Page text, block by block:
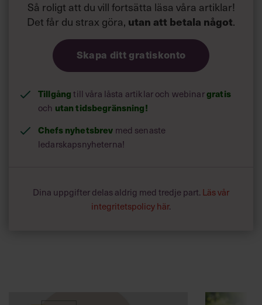
Så roligt att du vill fortsätta läsa våra artiklar!
Det får du strax göra, utan att betala något.
Skapa ditt gratiskonto
Tillgång till våra låsta artiklar och webinargratis
och utan tidsbegränsning!
Chefs nyhetsbrev med senaste
ledarskapsnyheterna!
Dina uppgifter delas aldrig med tredje part. Läs vår
integritetspolicy här.